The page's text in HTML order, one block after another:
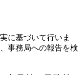
に基づいて行いま
事務局への報告を検